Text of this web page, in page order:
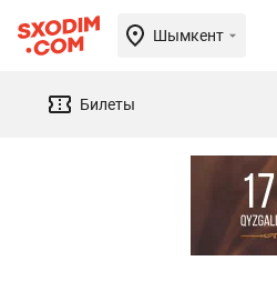
Шымкент
Билеты